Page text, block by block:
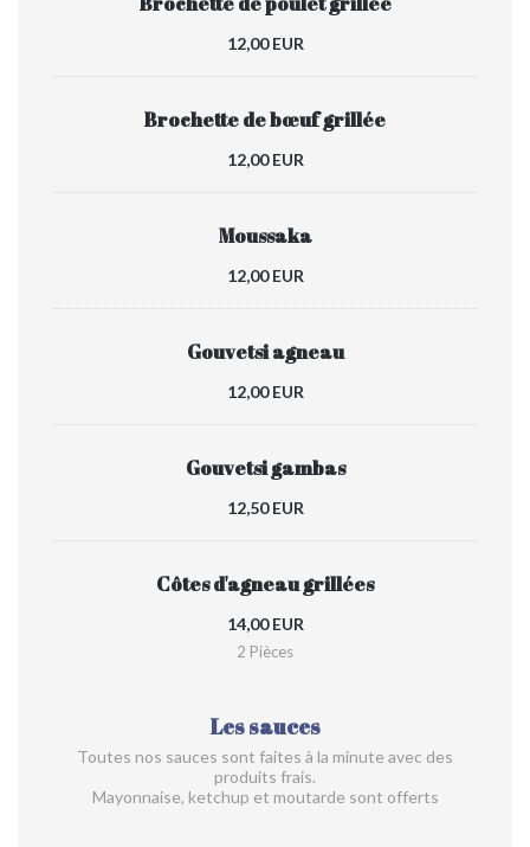
12,00 EUR
Brochette de bœuf grillée
12,00 EUR
Moussaka
12,00 EUR
Gouvetsi agneau
12,00 EUR
Gouvetsi gambas
12,50 EUR
Côtes d'agneau grillées
14,00 EUR
2 Pièces
Les sauces
Toutes nos sauces sont faites à la minute avec des
produits frais.
Mayonnaise, ketchup et moutarde sont offerts